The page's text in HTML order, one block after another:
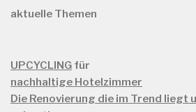
aktuelle Themen
UPCYCLING für
nachhaltige Hotelzimmer
Die Renovierung die im Trend liegt